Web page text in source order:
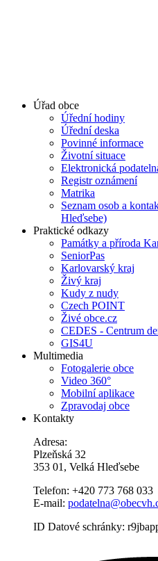
Úřad obce
Úřední hodiny
Úřední deska
Povinné informace
Životní situace
Elektronická
Registr oznámení
Matrika
Seznam osob a
Hleďsebe)
Praktické odkazy
Památky a příroda
SeniorPas
Karlovarský kraj
Živý kraj
Kudy z nudy
Czech POINT
Živé obce.cz
CEDES - Centrum
GIS4U
Multimedia
Fotogalerie obce
Video 360°
Mobilní aplikace
Zpravodaj obce
Kontakty
Adresa:
Plzeňská 32
353 01, Velká Hleďsebe
Telefon: +420 773 768 033
E-mail:
ID Datové schránky: